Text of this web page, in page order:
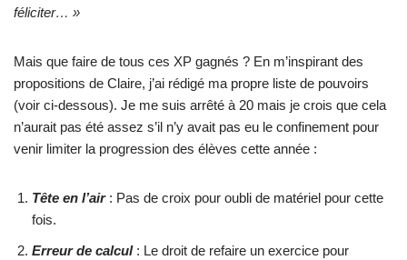
féliciter… »
Mais que faire de tous ces XP gagnés ? En m’inspirant des
propositions de Claire, j’ai rédigé ma propre liste de pouvoirs
(voir ci-dessous). Je me suis arrêté à 20 mais je crois que cela
n’aurait pas été assez s’il n’y avait pas eu le confinement pour
venir limiter la progression des élèves cette année :
Tête en l’air: Pas de croix pour oubli de matériel pour cette
fois.
Erreur de calcul: Le droit de refaire un exercice pour